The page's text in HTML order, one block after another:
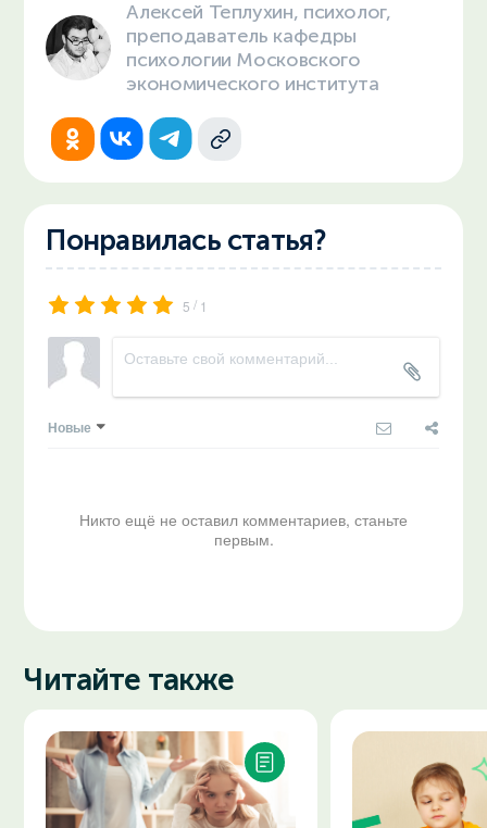
Алексей Теплухин, психолог,
преподаватель кафедры
психологии Московского
экономического института
Понравилась статья?
5 / 1
Новые
Никто ещё не оставил комментариев, станьте
первым.
Читайте также